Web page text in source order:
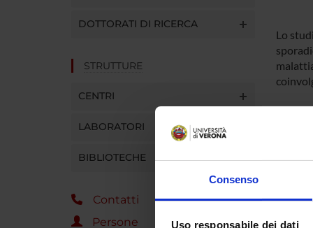
Consenso
Uso responsabile dei dati
DOTTORATI DI RICERCA
STRUTTURE
CENTRI
LABORATORI
BIBLIOTECHE
Contatti
Persone
Lo